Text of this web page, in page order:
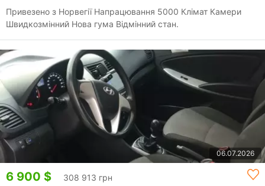
Привезено з Норвегії Напрацювання 5000 Клімат Камери
Швидкозмінний Нова гума Відмінний стан.
06.07.2026
6 900 $ 308 913 грн